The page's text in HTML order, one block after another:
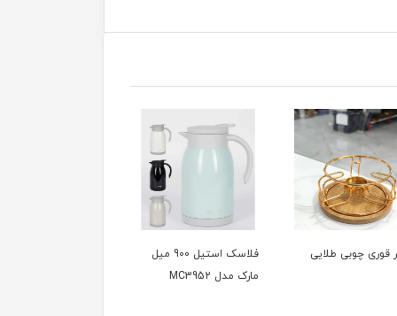
قوری چوبی طلایی
فلاسک استیل 900 میل
مارک مدل MC3952